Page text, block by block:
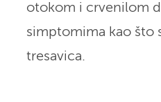
otokom i crvenilom
simptomima kao što
tresavica.